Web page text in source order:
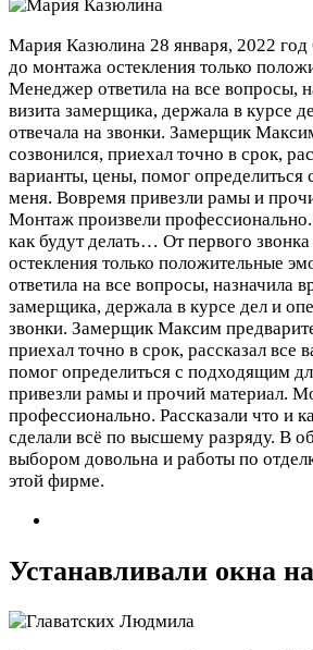
Мария Казюлина 28 января, 2022 год
до монтажа остекления только
Менеджер ответила на все вопросы,
визита замерщика, держала в курсе
отвечала на звонки. Замерщик
созвонился, приехал точно в срок,
варианты, цены, помог
меня. Вовремя привезли рамы и
Монтаж произвели профессионально.
как будут делать… От первого
остекления только положительные
ответила на все вопросы, назначила
замерщика, держала в курсе дел и
звонки. Замерщик Максим
приехал точно в срок, рассказал все
помог определиться с подходящим
привезли рамы и прочий материал.
профессионально. Рассказали что и
сделали всё по высшему разряду. В
выбором довольна и работы по
этой фирме.
Устанавливали окна